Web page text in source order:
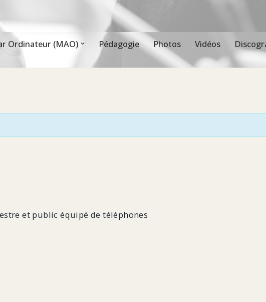
Ordinateur (MAO) Pédagogie Photos Vidéos
et public équipé de téléphones